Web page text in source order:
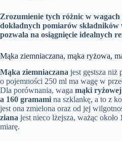
Zrozumienie tych różnic w
dokładnych pomiarów
pozwala na osiągnięcie idealnych
Mąka ziemniaczana, mąka ryżowa,
Mąka ziemniaczana jest gęstsza niż
o pojemności 250 ml ma wagę w
Dla porównania, waga mąki ryżowej
a 160 gramami na szklankę, a to z
jest ona zmielona oraz od jej
ziana jest nieco lżejsza, ważąc około
miarę.